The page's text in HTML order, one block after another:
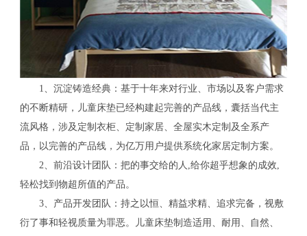
1、沉淀铸造经典：基于十年来对行业、市场以及客户需求
的不断精研，儿童床垫已经构建起完善的产品线，囊括当代主
流风格，涉及定制衣柜、定制家居、全屋实木定制及全系产
品，以完善的产品线，为亿万用户提供系统化家居定制方案。
2、前沿设计团队：把的事交给的人,给你超乎想象的成效,
轻松找到物超所值的产品。
3、产品开发团队：持之以恒、精益求精、追求完备，视敷
衍了事和轻视质量为罪恶。儿童床垫制造适用、耐用、自然、